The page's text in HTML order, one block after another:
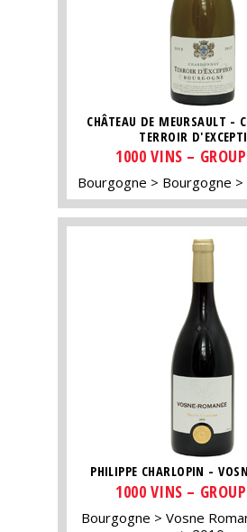
CHÂTEAU DE MEURSAULT -
TERROIR
1000 VINS –
Bourgogne Bourgogne
PHILIPPE CHARLOPIN -
1000 VINS –
Bourgogne Vosne